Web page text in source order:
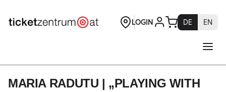
[Dom
20:00
MARIA
MARIA RADUTU | „PLAYING WITH